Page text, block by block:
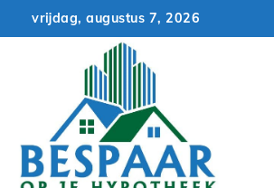
vrijdag, augustus 7, 2026